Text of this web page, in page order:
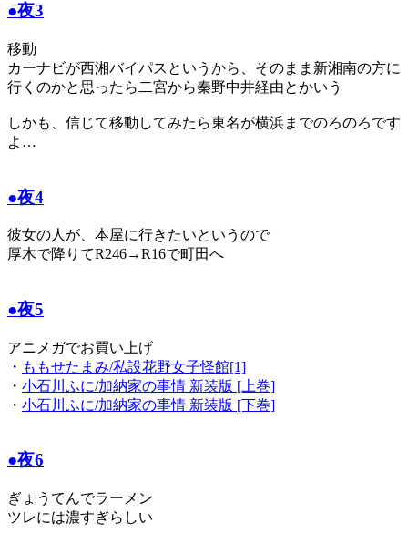
●夜3
移動
カーナビが西湘バイパスというから、そのまま新湘南の方に
行くのかと思ったら二宮から秦野中井経由とかいう
しかも、信じて移動してみたら東名が横浜までのろのろです
よ…
●夜4
彼女の人が、本屋に行きたいというので
厚木で降りてR246→R16で町田へ
●夜5
アニメガでお買い上げ
・ ももせたまみ/私設花野女子怪館[1]
・ 小石川ふに/加納家の事情 新装版 [上巻]
・ 小石川ふに/加納家の事情 新装版 [下巻]
●夜6
ぎょうてんでラーメン
ツレには濃すぎらしい